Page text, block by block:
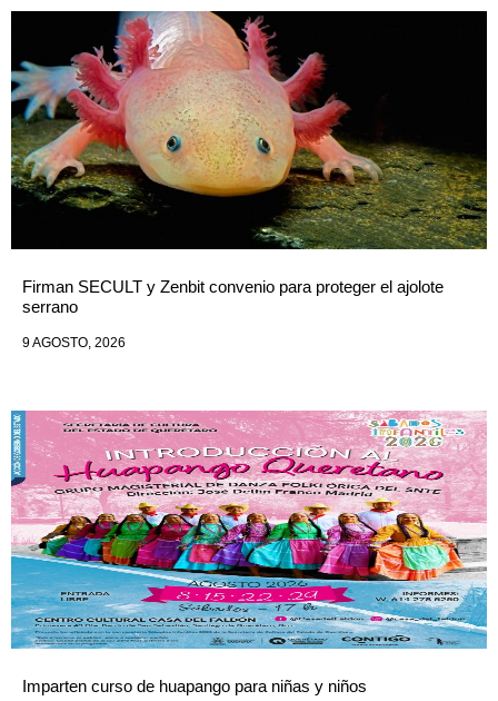
Firman SECULT y Zenbit convenio para proteger el ajolote
serrano
9 AGOSTO, 2026
Imparten curso de huapango para niñas y niños